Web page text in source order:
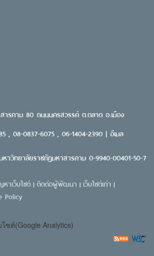
ารคาม 80 ถนนนครสวรรค์ ต.ตลาด อ.เมือง
, 08-0837-6075 , 06-1404-2390 | อีเมล
หาวิทยาลัยราชภัฏมหาสารคาม 0-9940-00401-50-7
าเว็บไซต์ | ติดต่อผู้พัฒนา | เว็บไซต์เก่า |
Policy
ซต์(Google Analytics)